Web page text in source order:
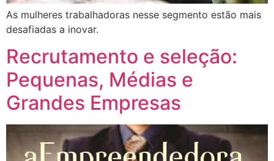
As mulheres trabalhadoras nesse segmento estão mais
desafiadas a inovar.
Recrutamento e seleção:
Pequenas, Médias e
Grandes Empresas